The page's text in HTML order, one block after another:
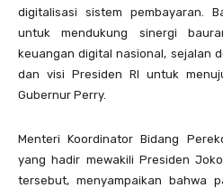
digitalisasi sistem pembayaran.
untuk mendukung sinergi
keuangan digital nasional, sejalan
dan visi Presiden RI untuk
Gubernur Perry.
Menteri Koordinator Bidang
yang hadir mewakili Presiden
tersebut, menyampaikan bahwa